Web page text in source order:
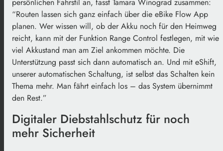
“Routen lassen sich ganz einfach über die eBike Flow App
planen. Wer wissen will, ob der Akku noch für den Heimweg
reicht, kann mit der Funktion Range Control festlegen, mit wie
viel Akkustand man am Ziel ankommen möchte. Die
Unterstützung passt sich dann automatisch an. Und mit eShift,
unserer automatischen Schaltung, ist selbst das Schalten kein
Thema mehr. Man fährt einfach los – das System übernimmt
den Rest.”
Digitaler Diebstahlschutz für noch
mehr Sicherheit